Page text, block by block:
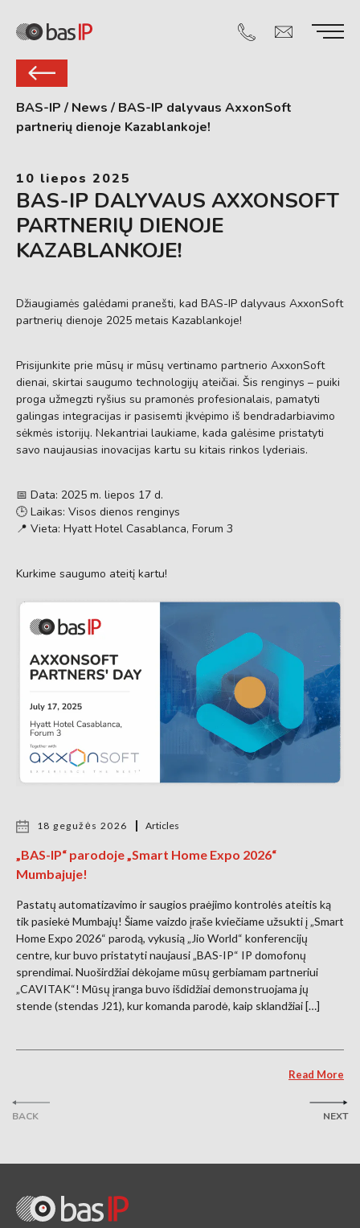
BAS-IP / News / BAS-IP dalyvaus AxxonSoft
partnerių dienoje Kazablankoje!
10 liepos 2025
BAS-IP DALYVAUS AXXONSOFT
PARTNERIŲ DIENOJE
KAZABLANKOJE!
Džiaugiamės galėdami pranešti, kad BAS-IP dalyvaus AxxonSoft
partnerių dienoje 2025 metais Kazablankoje!
Prisijunkite prie mūsų ir mūsų vertinamo partnerio AxxonSoft
dienai, skirtai saugumo technologijų ateičiai. Šis renginys – puiki
proga užmegzti ryšius su pramonės profesionalais, pamatyti
galingas integracijas ir pasisemti įkvėpimo iš bendradarbiavimo
sėkmės istorijų. Nekantriai laukiame, kada galėsime pristatyti
savo naujausias inovacijas kartu su kitais rinkos lyderiais.
📅 Data: 2025 m. liepos 17 d.
🕒 Laikas: Visos dienos renginys
📍 Vieta: Hyatt Hotel Casablanca, Forum 3
Kurkime saugumo ateitį kartu!
BACK
18 gegužės 2026 Articles
„BAS-IP“ parodoje „Smart Home Expo 2026“
Mumbajuje!
Pastatų automatizavimo ir saugios praėjimo kontrolės ateitis ką
tik pasiekė Mumbajų! Šiame vaizdo įraše kviečiame užsukti į „Smart
Home Expo 2026“ parodą, vykusią „Jio World“ konferencijų
centre, kur buvo pristatyti naujausi „BAS-IP“ IP domofonų
sprendimai. Nuoširdžiai dėkojame mūsų gerbiamam partneriui
„CAVITAK“! Mūsų įranga buvo išdidžiai demonstruojama jų
stende (stendas J21), kur komanda parodė, kaip sklandžiai […]
Read More
NEXT